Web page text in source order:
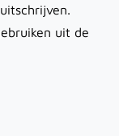
uit de